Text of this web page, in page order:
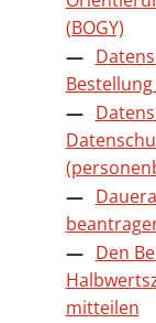
(BOGY)
Den
mitteilen